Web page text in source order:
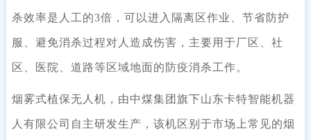
杀效率是人工的3倍，可以进入隔离区作业、节省防护
服、避免消杀过程对人造成伤害，主要用于厂区、社
区、医院、道路等区域地面的防疫消杀工作。
烟雾式植保无人机，由中煤集团旗下山东卡特智能机器
人有限公司自主研发生产，该机区别于市场上常见的烟